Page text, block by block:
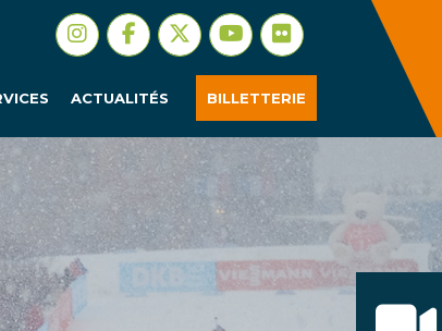
ACTUALITÉS BILLETTERIE